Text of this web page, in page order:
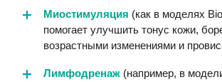
Миостимуляция (как в моделях
помогает улучшить тонус кожи,
возрастными изменениями и
Лимфодренаж (например, в